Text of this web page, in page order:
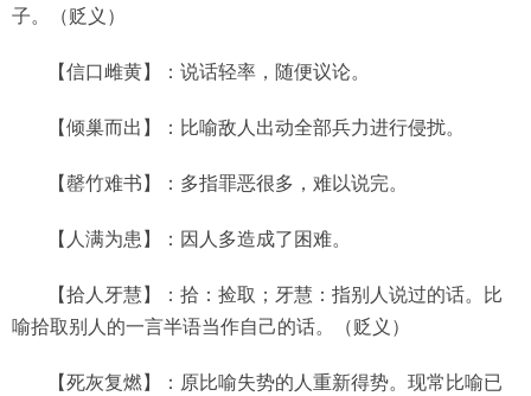
子。（贬义）
【信口雌黄】：说话轻率，随便议论。
【倾巢而出】：比喻敌人出动全部兵力进行侵扰。
【罄竹难书】：多指罪恶很多，难以说完。
【人满为患】：因人多造成了困难。
【拾人牙慧】：拾：捡取；牙慧：指别人说过的话。比
喻拾取别人的一言半语当作自己的话。（贬义）
【死灰复燃】：原比喻失势的人重新得势。现常比喻已